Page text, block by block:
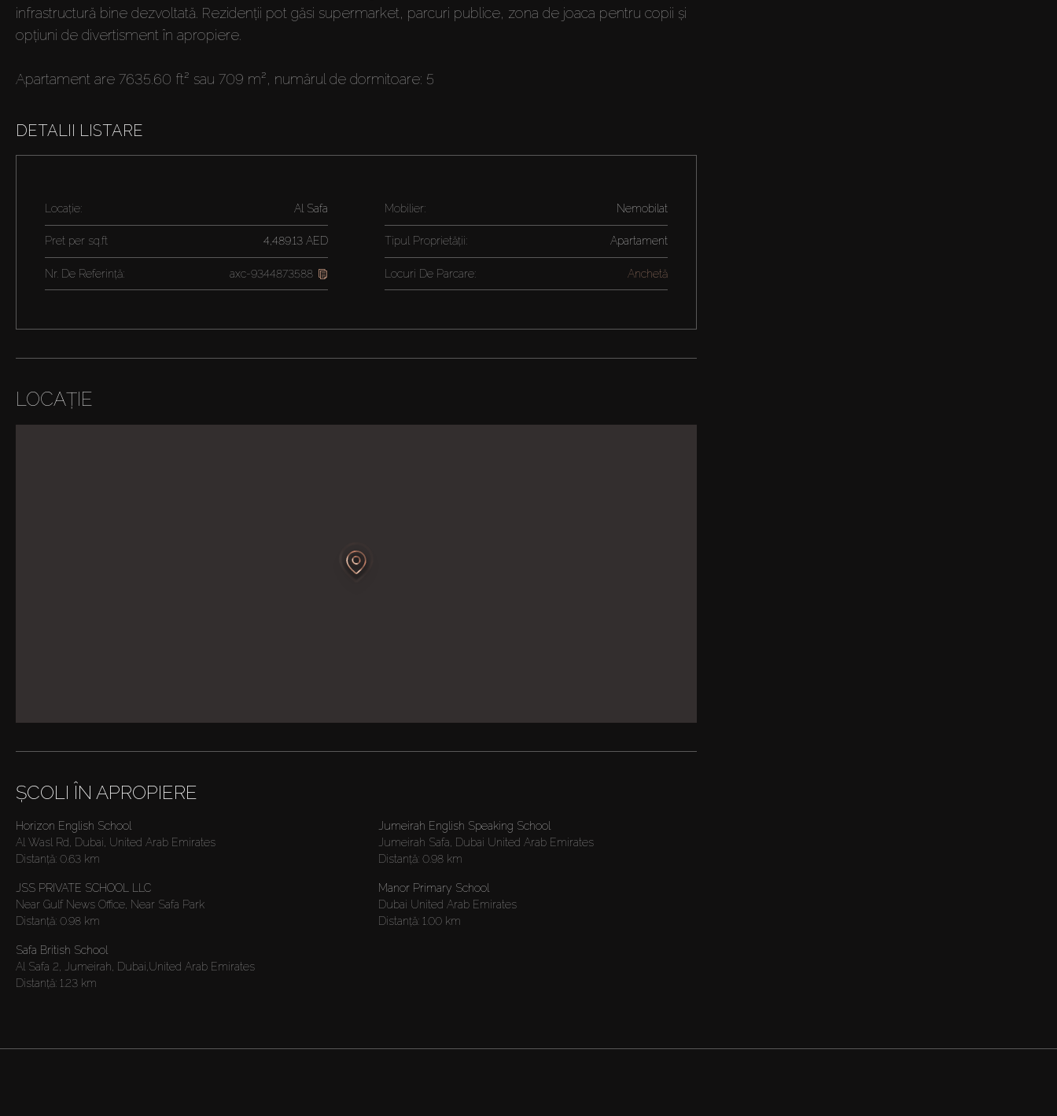
infrastructură bine dezvoltată. Rezidenții pot găsi supermarket, parcuri publice, zona de joaca pentru copii și
opțiuni de divertisment în apropiere.
Apartament are 7635.60 ft² sau 709 m², numărul de dormitoare: 5
DETALII LISTARE
Locație: Al Safa
Pret per sq.ft 4,489.13 AED
Nr. De Referință: axc-9344873588
Mobilier: Nemobilat
Tipul Proprietății: Apartament
Locuri De Parcare: Anchetă
LOCAȚIE
ȘCOLI ÎN APROPIERE
Horizon English School
Al Wasl Rd, Dubai, United Arab Emirates
Distanţă: 0.63 km
Jumeirah English Speaking School
Jumeirah Safa, Dubai United Arab Emirates
Distanţă: 0.98 km
JSS PRIVATE SCHOOL LLC
Near Gulf News Office, Near Safa Park
Distanţă: 0.98 km
Manor Primary School
Dubai United Arab Emirates
Distanţă: 1.00 km
Safa British School
Al Safa 2, Jumeirah, Dubai,United Arab Emirates
Distanţă: 1.23 km